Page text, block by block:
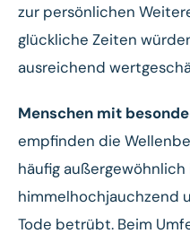
zur persönlichen
glückliche Zeiten
ausreichend
Menschen mit
empfinden die
häufig
himmelhochjauchzend
Tode betrübt. Beim